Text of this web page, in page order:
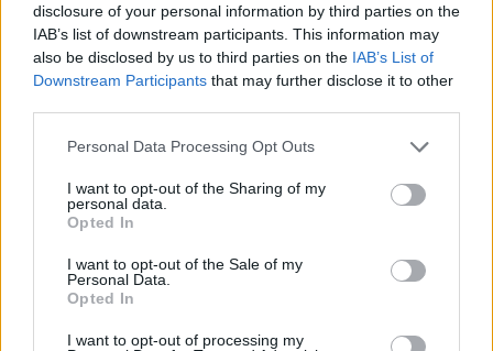
disclosure of your personal information by third parties on the
IAB’s list of downstream participants. This information may
also be disclosed by us to third parties on the IAB’s List of
Downstream Participants that may further disclose it to other
Please note that this website/app uses one or more Google
not limited to your visit or usage behaviour. You may click to
grant or deny consent to Google and its third-party tags to
use your data for below specified purposes in below Google
consent section.
Personal Data Processing Opt Outs
I want to opt-out of the Sharing of my
personal data.
Opted In
I want to opt-out of the Sale of my
Personal Data.
Opted In
I want to opt-out of processing my
A projekt részeként megújulnak a területen található
műemlékek, köztük a különleges Műromok, valamint a közeli
Várkanyarban álló Nepomuki Szent János híd és szobor is.
M1 bővítés: már zajlik a teljesen új
csomópont épül Angyalföldön